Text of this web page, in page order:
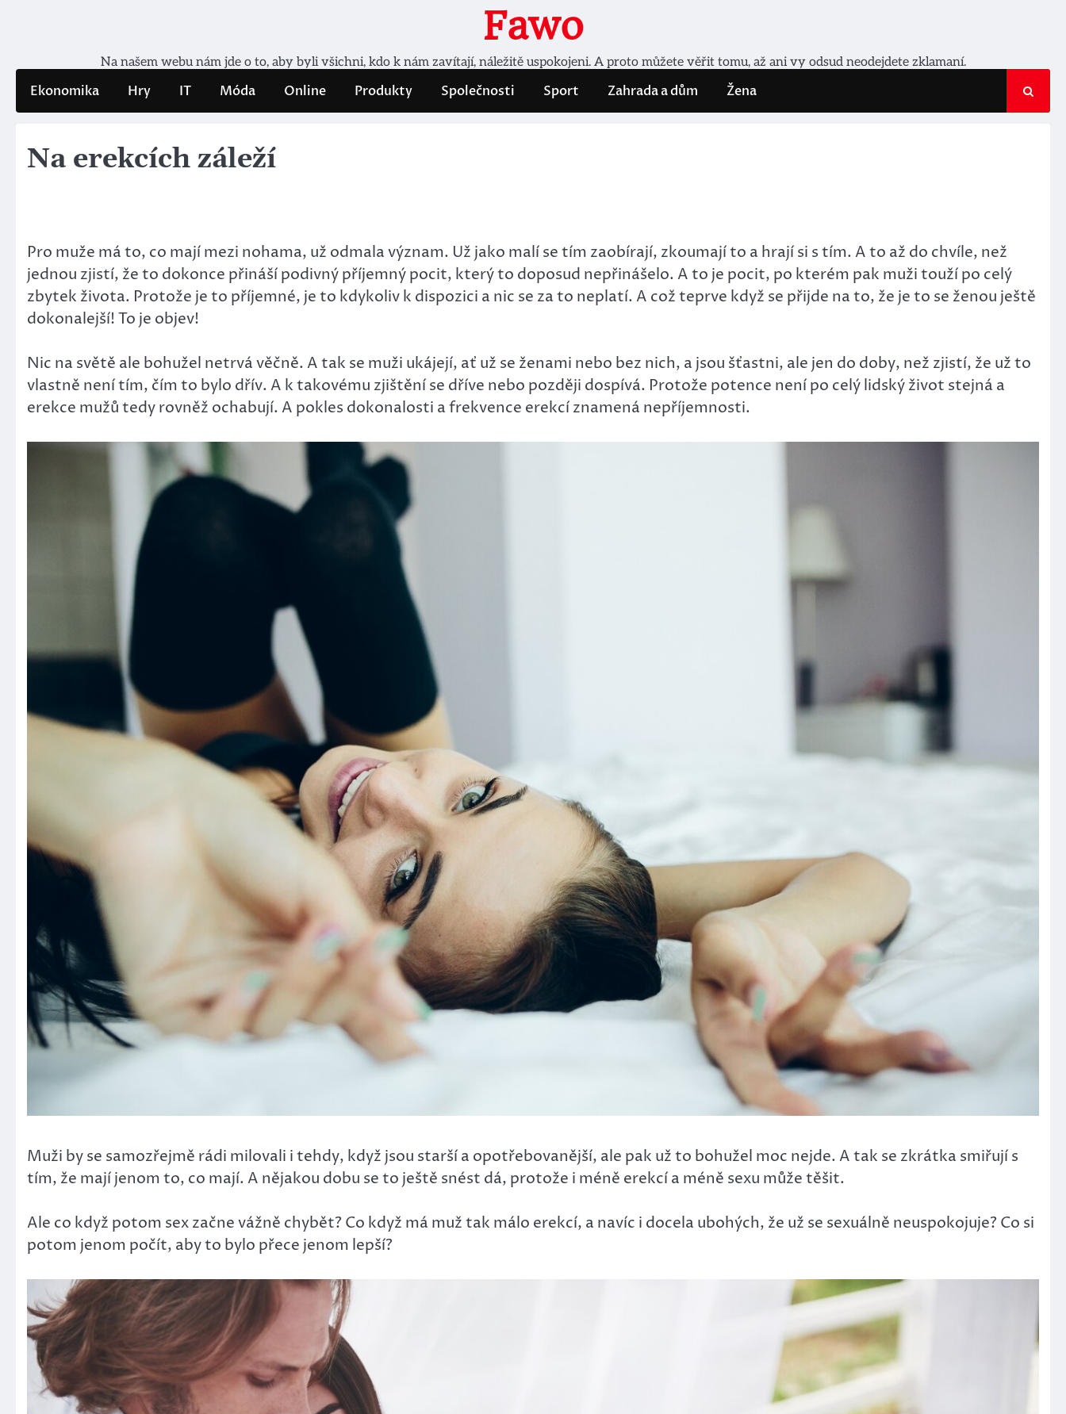
Fawo
Na našem webu nám jde o to, aby byli všichni, kdo k nám zavítají, náležitě uspokojeni. A proto můžete věřit tomu, až ani vy odsud neodejdete zklamaní.
Ekonomika Hry IT Móda Online Produkty Společnosti Sport Zahrada a dům Žena
Na erekcích záleží
Pro muže má to, co mají mezi nohama, už odmala význam. Už jako malí se tím zaobírají, zkoumají to a hrají si s tím. A to až do chvíle, než
jednou zjistí, že to dokonce přináší podivný příjemný pocit, který to doposud nepřinášelo. A to je pocit, po kterém pak muži touží po celý
zbytek života. Protože je to příjemné, je to kdykoliv k dispozici a nic se za to neplatí. A což teprve když se přijde na to, že je to se ženou ještě
dokonalejší! To je objev!
Nic na světě ale bohužel netrvá věčně. A tak se muži ukájejí, ať už se ženami nebo bez nich, a jsou šťastni, ale jen do doby, než zjistí, že už to
vlastně není tím, čím to bylo dřív. A k takovému zjištění se dříve nebo později dospívá. Protože potence není po celý lidský život stejná a
erekce mužů tedy rovněž ochabují. A pokles dokonalosti a frekvence erekcí znamená nepříjemnosti.
Muži by se samozřejmě rádi milovali i tehdy, když jsou starší a opotřebovanější, ale pak už to bohužel moc nejde. A tak se zkrátka smiřují s
tím, že mají jenom to, co mají. A nějakou dobu se to ještě snést dá, protože i méně erekcí a méně sexu může těšit.
Ale co když potom sex začne vážně chybět? Co když má muž tak málo erekcí, a navíc i docela ubohých, že už se sexuálně neuspokojuje? Co si
potom jenom počít, aby to bylo přece jenom lepší?